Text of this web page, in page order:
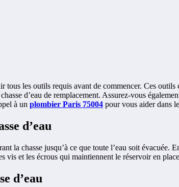
tous les outils requis avant de commencer. Ces
d’eau de remplacement. Assurez-vous
à un plombier Paris 75004 pour vous aider dans
d’eau
la chasse jusqu’à ce que toute l’eau soit
et les écrous qui maintiennent le réservoir en
d’eau